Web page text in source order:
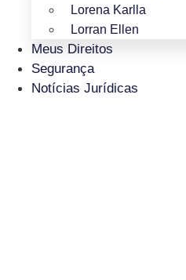
Lorena Karlla
Lorran Ellen
Meus Direitos
Segurança
Notícias Jurídicas